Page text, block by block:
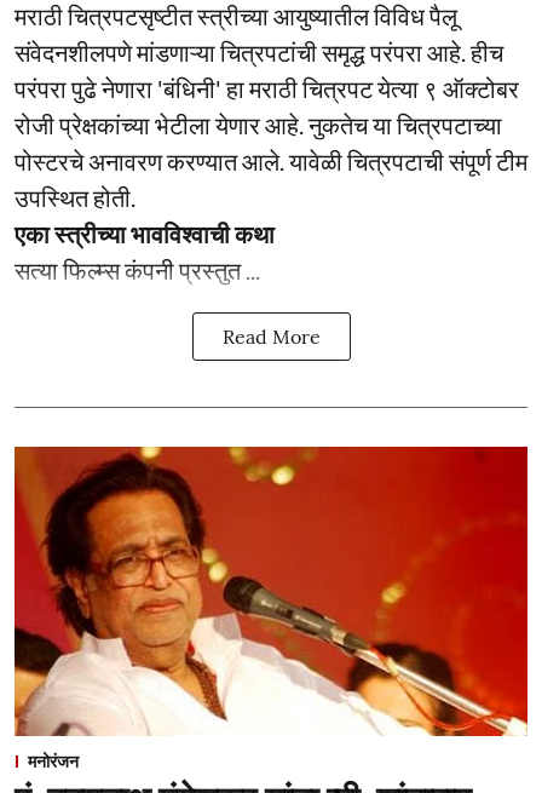
मराठी चित्रपटसृष्टीत स्त्रीच्या आयुष्यातील विविध पैलू
संवेदनशीलपणे मांडणाऱ्या चित्रपटांची समृद्ध परंपरा आहे. हीच
परंपरा पुढे नेणारा 'बंधिनी' हा मराठी चित्रपट येत्या ९ ऑक्टोबर
रोजी प्रेक्षकांच्या भेटीला येणार आहे. नुकतेच या चित्रपटाच्या
पोस्टरचे अनावरण करण्यात आले. यावेळी चित्रपटाची संपूर्ण टीम
उपस्थित होती.
एका स्त्रीच्या भावविश्वाची कथा
सत्या फिल्म्स कंपनी प्रस्तुत ...
Read More
मनोरंजन